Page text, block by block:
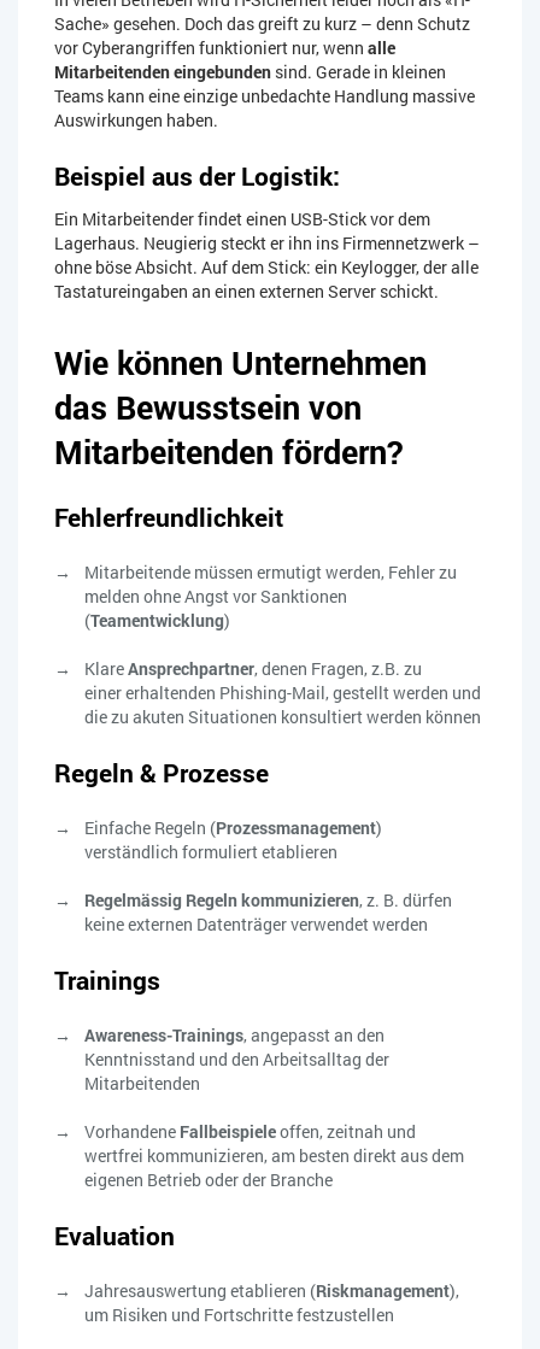
Sache» gesehen. Doch das greift zu kurz – denn Schutz
vor Cyberangriffen funktioniert nur, wenn alle
Mitarbeitenden eingebunden sind. Gerade in kleinen
Teams kann eine einzige unbedachte Handlung massive
Auswirkungen haben.
Beispiel aus der Logistik:
Ein Mitarbeitender findet einen USB-Stick vor dem
Lagerhaus. Neugierig steckt er ihn ins Firmennetzwerk –
ohne böse Absicht. Auf dem Stick: ein Keylogger, der alle
Tastatureingaben an einen externen Server schickt.
Wie können Unternehmen
das Bewusstsein von
Mitarbeitenden fördern?
Fehlerfreundlichkeit
Mitarbeitende müssen ermutigt werden, Fehler zu
melden ohne Angst vor Sanktionen
(Teamentwicklung)
KlareAnsprechpartner, denen Fragen, z.B. zu
einer erhaltenden Phishing-Mail, gestellt werden und
die zu akuten Situationen konsultiert werden können
Regeln & Prozesse
Einfache Regeln (Prozessmanagement)
verständlich formuliert etablieren
Regelmässig Regeln kommunizieren, z. B. dürfen
keine externen Datenträger verwendet werden
Trainings
Awareness-Trainings, angepasst an den
Kenntnisstand und den Arbeitsalltag der
Mitarbeitenden
Vorhandene Fallbeispieleoffen, zeitnah und
wertfrei kommunizieren, am besten direkt aus dem
eigenen Betrieb oder der Branche
Evaluation
Jahresauswertung etablieren (Riskmanagement),
um Risiken und Fortschritte festzustellen